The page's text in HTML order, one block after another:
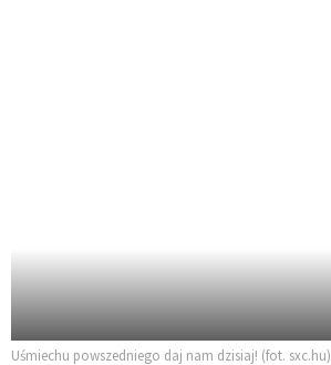
Uśmiechu powszedniego daj nam dzisiaj! (fot. sxc.hu)